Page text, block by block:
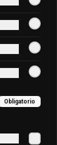
Obligatorio